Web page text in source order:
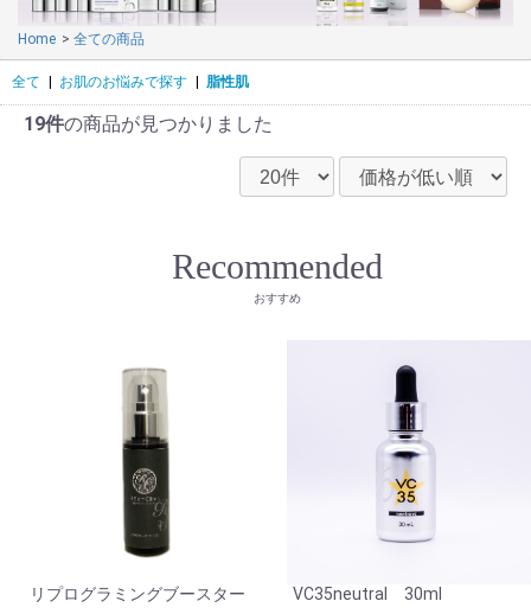
Home 全ての商品
全て お肌のお悩みで探す 脂性肌
19件の商品が見つかりました
Recommended
おすすめ
リプログラミングブースター VC35neutral 30ml